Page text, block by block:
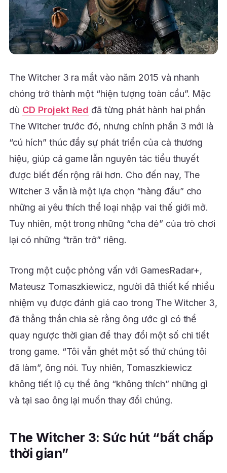
The Witcher 3 ra mắt vào năm 2015 và nhanh
chóng trở thành một “hiện tượng toàn cầu”. Mặc
dù CD Projekt Red đã từng phát hành hai phần
The Witcher trước đó, nhưng chính phần 3 mới là
“cú hích” thúc đẩy sự phát triển của cả thương
hiệu, giúp cả game lẫn nguyên tác tiểu thuyết
được biết đến rộng rãi hơn. Cho đến nay, The
Witcher 3 vẫn là một lựa chọn “hàng đầu” cho
những ai yêu thích thể loại nhập vai thế giới mở.
Tuy nhiên, một trong những “cha đẻ” của trò chơi
lại có những “trăn trở” riêng.
Trong một cuộc phỏng vấn với GamesRadar+,
Mateusz Tomaszkiewicz, người đã thiết kế nhiều
nhiệm vụ được đánh giá cao trong The Witcher 3,
đã thẳng thắn chia sẻ rằng ông ước gì có thể
quay ngược thời gian để thay đổi một số chi tiết
trong game. “Tôi vẫn ghét một số thứ chúng tôi
đã làm”, ông nói. Tuy nhiên, Tomaszkiewicz
không tiết lộ cụ thể ông “không thích” những gì
và tại sao ông lại muốn thay đổi chúng.
The Witcher 3: Sức hút “bất chấp
thời gian”